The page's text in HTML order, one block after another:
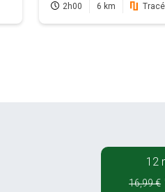
2h00 6 km
12
16,99 €